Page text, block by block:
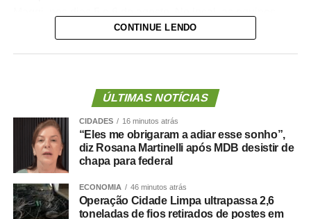
recolheram 476 quilos de cabos sem utilização. No
Antes dessa etapa, a operação já passou pelas Avenidas
Júlio Campos, Embaúbas, Acácias, Jacarandás,
Tarumãs, Figueiras, Bruno Martini e Sibipirunas,
totalizando 2,15 mil quilos de materiais recolhidos. Com a
conclusão dos trabalhos na Avenida André Maggi, a
quantidade chegou a 2.626 quilos de cabos retirados.
CONTINUE LENDO
ÚLTIMAS NOTÍCIAS
CIDADES 16 minutos atrás
“Eles me obrigaram a adiar esse sonho”,
diz Rosana Martinelli após MDB desistir de
chapa para federal
ECONOMIA 46 minutos atrás
Operação Cidade Limpa ultrapassa 2,6
toneladas de fios retirados de postes em